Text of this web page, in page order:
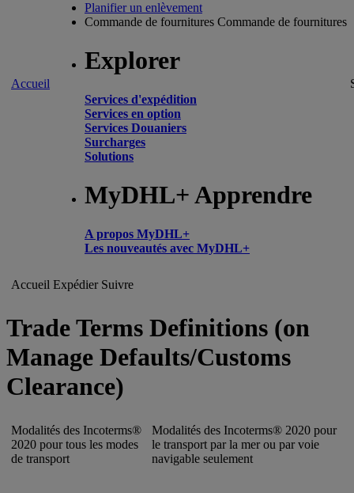
Accueil
Planifier un enlèvement
Commande de fournitures Commande de fournitures
Explorer
Services d'expédition
Services en option
Services Douaniers
Surcharges
Solutions
MyDHL+ Apprendre
A propos MyDHL+
Les nouveautés avec MyDHL+
Accueil Expédier Suivre
Trade Terms Definitions (on
Manage Defaults/Customs
Clearance)
Modalités des Incoterms®
2020 pour tous les modes
de transport
Modalités des Incoterms® 2020 pour
le transport par la mer ou par voie
navigable seulement